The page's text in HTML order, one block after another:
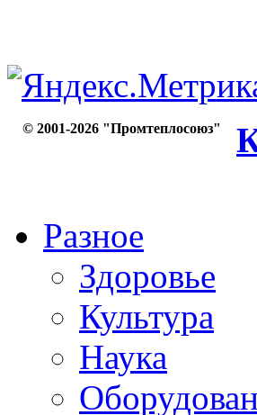
© 2001-2026 "Промтеплосоюз"
Разное
Здоровье
Культура
Наука